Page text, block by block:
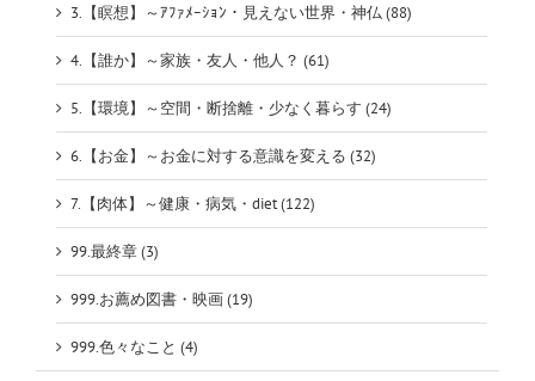
3.【瞑想】～ｱﾌｧﾒｰｼｮﾝ・見えない世界・神仏 (88)
4.【誰か】～家族・友人・他人？ (61)
5.【環境】～空間・断捨離・少なく暮らす (24)
6.【お金】～お金に対する意識を変える (32)
7.【肉体】～健康・病気・diet (122)
99.最終章 (3)
999.お薦め図書・映画 (19)
999.色々なこと (4)